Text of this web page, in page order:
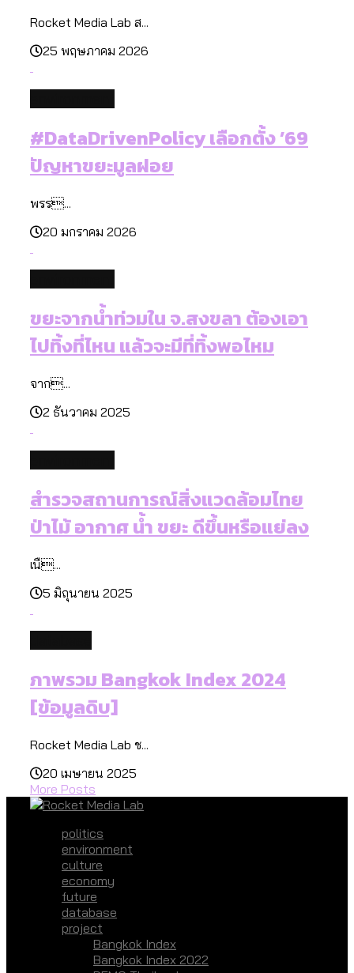
Rocket Media Lab ส...
25 พฤษภาคม 2026
#DataDrivenPolicy เลือกตั้ง ’69
ปัญหาขยะมูลฝอย
พรร...
20 มกราคม 2026
ขยะจากน้ำท่วมใน จ.สงขลา ต้องเอา
ไปทิ้งที่ไหน แล้วจะมีที่ทิ้งพอไหม
จาก...
2 ธันวาคม 2025
สำรวจสถานการณ์สิ่งแวดล้อมไทย
ป่าไม้ อากาศ น้ำ ขยะ ดีขึ้นหรือแย่ลง
เนื...
5 มิถุนายน 2025
ภาพรวม Bangkok Index 2024
[ข้อมูลดิบ]
Rocket Media Lab ช...
20 เมษายน 2025
More Posts
politics
environment
culture
economy
future
database
project
Bangkok Index
Bangkok Index 2022